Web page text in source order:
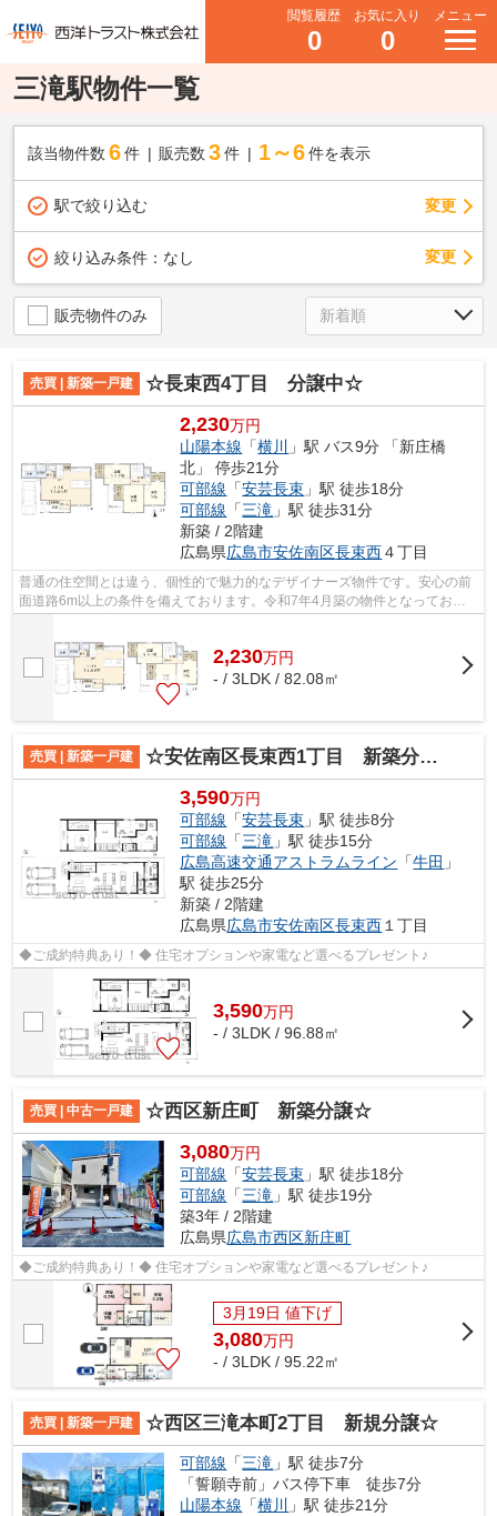
閲覧履歴
0
お気に入り
0
メニュー
三滝駅物件一覧
該当物件数 6件 販売数 3 件 1～6 件を表示
駅で絞り込む 変更
絞り込み条件： なし 変更
販売物件のみ
売買 | 新築一戸建 ☆長束西4丁目 分譲中☆
2,230万円
山陽本線 「横川
」駅 バス9分 「新庄橋
北」 停歩21分
可部線 「安芸長束 」駅 徒歩18分
可部線 「三滝 」駅 徒歩31分
新築 / 2階建
広島県広島市安佐南区長束西４丁目
普通の住空間とは違う、個性的で魅力的なデザイナーズ物件です。安心の前
面道路6m以上の条件を備えております。令和7年4月築の物件となってお
2,230万円
- / 3LDK / 82.08㎡
売買 | 新築一戸建 ☆安佐南区長束西1丁目 新築分譲☆
3,590万円
可部線 「安芸長束 」駅 徒歩8分
可部線 「三滝 」駅 徒歩15分
広島高速交通アストラムライン 「牛田 」
駅 徒歩25分
新築 / 2階建
広島県広島市安佐南区長束西 １丁目
◆ご成約特典あり！◆ 住宅オプションや家電など選べるプレゼント♪
3,590万円
- / 3LDK / 96.88㎡
売買 | 中古一戸建 ☆西区新庄町 新築分譲☆
3,080万円
可部線 「安芸長束 」駅 徒歩18分
可部線 「三滝 」駅 徒歩19分
築3年 / 2階建
広島県広島市西区新庄町
◆ご成約特典あり！◆ 住宅オプションや家電など選べるプレゼント♪
3月19日 値下げ
3,080万円
- / 3LDK / 95.22㎡
売買 | 新築一戸建 ☆西区三滝本町2丁目 新規分譲☆
可部線 「三滝 」駅 徒歩7分
「誓願寺前」バス停下車 徒歩7分
山陽本線 「横川
」駅 徒歩21分